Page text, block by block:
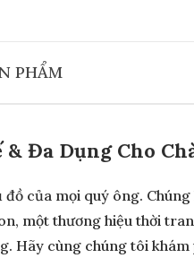
PHẨM
& Đa Dụng Cho
của mọi quý ông.
một thương hiệu thời
cùng chúng tôi khám